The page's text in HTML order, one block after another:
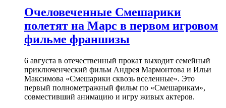
Очеловеченные Смешарики
полетят на Марс в первом игровом
фильме франшизы
6 августа в отечественный прокат выходит семейный
приключенческий фильм Андрея Мармонтова и Ильи
Максимова «Смешарики сквозь вселенные». Это
первый полнометражный фильм по «Смешарикам»,
совместивший анимацию и игру живых актеров.